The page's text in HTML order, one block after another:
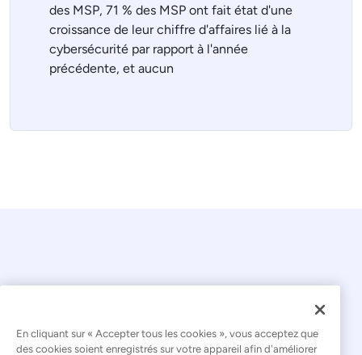
des MSP, 71 % des MSP ont fait état d'une
croissance de leur chiffre d'affaires lié à la
cybersécurité par rapport à l'année
précédente, et aucun
© 2026 Kaseya. Tous droits réservés.
En cliquant sur « Accepter tous les cookies », vous acceptez que
des cookies soient enregistrés sur votre appareil afin d'améliorer